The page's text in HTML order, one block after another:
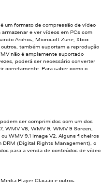
um formato de compressão de vídeo
e ver vídeos em PCs com
Archos, Microsoft Zune, Xbox
também suportam a reprodução
não é amplamente suportado
poderá ser necessário converter
corretamente. Para saber como o
ser comprimidos com um dos
WMV V8, WMV 9, WMV 9 Screen,
WMV 9.1 Image V2. Alguns ficheiros
DRM (Digital Rights Management), o
para a venda de conteúdos de vídeo
Player Classic e outros